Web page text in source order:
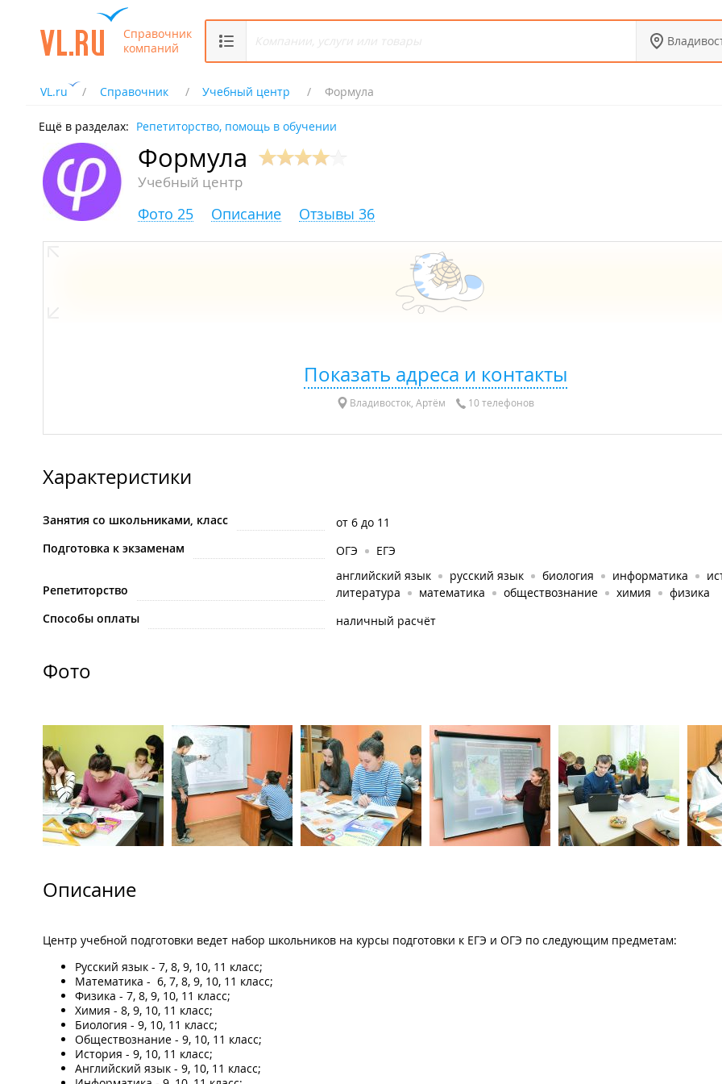
Справочник
компаний
VL.ru Справочник Учебный центр Формула
Ещё в разделах: Репетиторство, помощь в обучении
Формула
Учебный центр
Фото 25 Описание Отзывы 36
Показать адреса и контакты
Владивосток, Артём 10 телефонов
Характеристики
Занятия со школьниками, класс
от 6 до 11
Подготовка к экзаменам
ОГЭ ЕГЭ
Репетиторство
английский язык русский язык биология информатика
литература
математика обществознание химия
физика
Способы оплаты
наличный расчёт
Фото
Описание
Центр учебной подготовки ведет набор школьников на курсы подготовки к ЕГЭ и ОГЭ по следующим предметам:
Русский язык - 7, 8, 9, 10, 11 класс;
Математика - 6, 7, 8, 9, 10, 11 класс;
Физика - 7, 8, 9, 10, 11 класс;
Химия - 8, 9, 10, 11 класс;
Биология - 9, 10, 11 класс;
Обществознание - 9, 10, 11 класс;
История - 9, 10, 11 класс;
Английский язык - 9, 10, 11 класс;